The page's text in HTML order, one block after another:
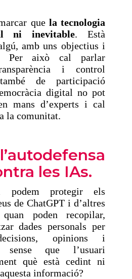
que la tecnologia
ni inevitable. Està
amb uns objectius i
Per això cal parlar
i control
de participació
digital no pot
mans d’experts i cal
la comunitat.
les IAs.
podem protegir els
de ChatGPT i d’altres
poden recopilar,
dades personals per
opinions i
sense que l’usuari
què està cedint ni
informació?